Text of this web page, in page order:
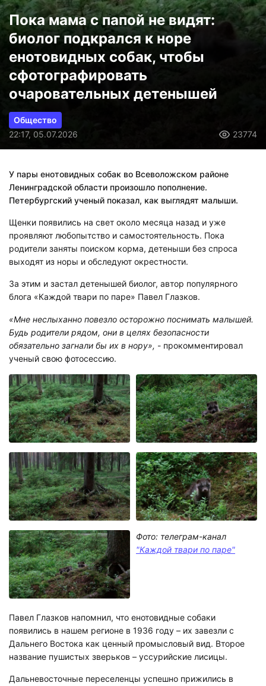
Пока мама с папой не видят:
биолог подкрался к норе
енотовидных собак, чтобы
сфотографировать
очаровательных детенышей
Общество
22:17, 05.07.2026
23774
У пары енотовидных собак во Всеволожском районе
Ленинградской области произошло пополнение.
Петербургский ученый показал, как выглядят малыши.
Щенки появились на свет около месяца назад и уже
проявляют любопытство и самостоятельность. Пока
родители заняты поиском корма, детеныши без спроса
выходят из норы и обследуют окрестности.
За этим и застал детенышей биолог, автор популярного
блога «Каждой твари по паре» Павел Глазков.
«Мне неслыханно повезло осторожно поснимать малышей.
Будь родители рядом, они в целях безопасности
обязательно загнали бы их в нору», - прокомментировал
ученый свою фотосессию.
Фото: телеграм-канал
"Каждой твари по паре"
Павел Глазков напомнил, что енотовидные собаки
появились в нашем регионе в 1936 году – их завезли с
Дальнего Востока как ценный промысловый вид. Второе
название пушистых зверьков – уссурийские лисицы.
Дальневосточные переселенцы успешно прижились в